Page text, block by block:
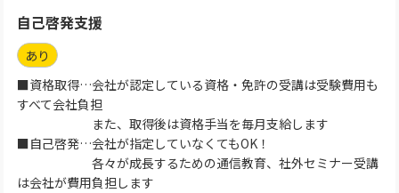
自己啓発支援
あり
■資格取得…会社が認定している資格・免許の受講は受験費用も
すべて会社負担
また、取得後は資格手当を毎月支給します
■自己啓発…会社が指定していなくてもOK！
各々が成長するための通信教育、社外セミナー受講
は会社が費用負担します